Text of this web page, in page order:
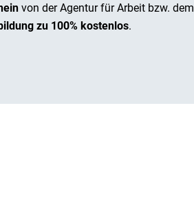
von der Agentur für Arbeit bzw. dem
zu 100% kostenlos.